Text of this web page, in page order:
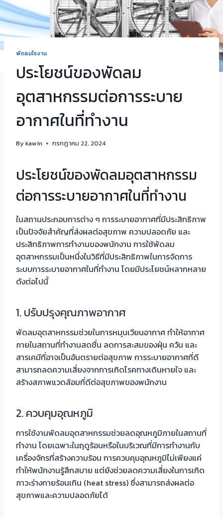
พัดลมโรงาน
ประโยชน์ของพัดลม
อุตสาหกรรมต่อการระบาย
อากาศในที่ทำงาน
Bykawin กรกฎาคม 22, 2024
ประโยชน์ของพัดลมอุตสาหกรรม
ต่อการระบายอากาศในที่ทำงาน
ในสถานประกอบการต่าง ๆ การระบายอากาศที่มีประสิทธิภาพ
เป็นปัจจัยสำคัญที่ส่งผลต่อสุขภาพ ความปลอดภัย และ
ประสิทธิภาพการทำงานของพนักงาน การใช้พัดลม
อุตสาหกรรมเป็นหนึ่งในวิธีที่มีประสิทธิภาพในการจัดการ
ระบบการระบายอากาศในที่ทำงาน โดยมีประโยชน์หลากหลาย
ดังต่อไปนี้
1. ปรับปรุงคุณภาพอากาศ
พัดลมอุตสาหกรรมช่วยในการหมุนเวียนอากาศ ทำให้อากาศ
ภายในสถานที่ทำงานสดชื่น ลดการสะสมของฝุ่น ควัน และ
สารเคมีที่อาจเป็นอันตรายต่อสุขภาพ การระบายอากาศที่ดี
สามารถลดความเสี่ยงจากการเกิดโรคทางเดินหายใจ และ
สร้างสภาพแวดล้อมที่ดีต่อสุขภาพของพนักงาน
2. ควบคุมอุณหภูมิ
การใช้งานพัดลมอุตสาหกรรมช่วยลดอุณหภูมิภายในสถานที่
ทำงาน โดยเฉพาะในฤดูร้อนหรือในบริเวณที่มีการทำงานกับ
เครื่องจักรที่สร้างความร้อน การควบคุมอุณหภูมิไม่เพียงแค่
ทำให้พนักงานรู้สึกสบาย แต่ยังช่วยลดความเสี่ยงในการเกิด
ภาวะร่างกายร้อนเกิน (heat stress) ซึ่งสามารถส่งผลต่อ
สุขภาพและความปลอดภัยได้